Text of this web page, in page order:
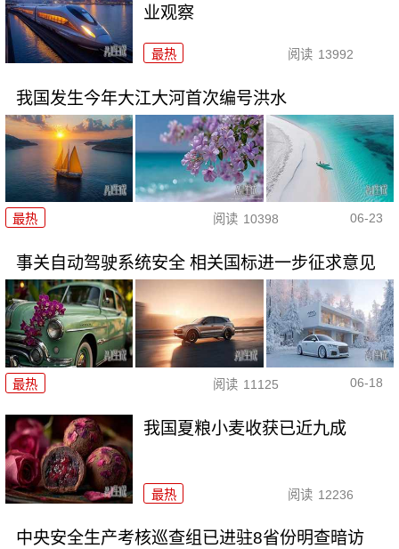
业观察
最热 阅读 13992
我国发生今年大江大河首次编号洪水
最热 阅读 10398 06-23
事关自动驾驶系统安全 相关国标进一步征求意见
最热 阅读 11125 06-18
我国夏粮小麦收获已近九成
最热 阅读 12236
中央安全生产考核巡查组已进驻8省份明查暗访